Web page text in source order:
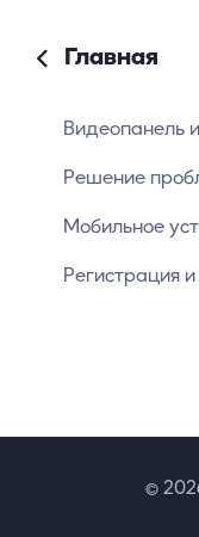
Главная
Видеопанель
Решение
Мобильное
Регистрация
©